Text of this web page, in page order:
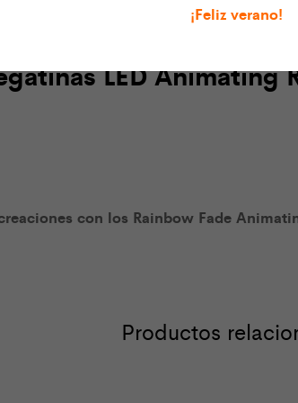
LED Animating
con los Rainbow Fade
Productos
¡Feliz verano!